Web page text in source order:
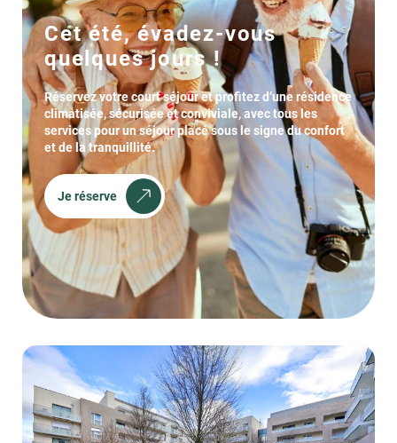
Cet été, évadez-vous
quelques jours !
Réservez votre court séjour et profitez d’une résidence
climatisée, sécurisée et conviviale, avec tous les
services pour un séjour placé sous le signe du confort
et de la tranquillité.
Je réserve